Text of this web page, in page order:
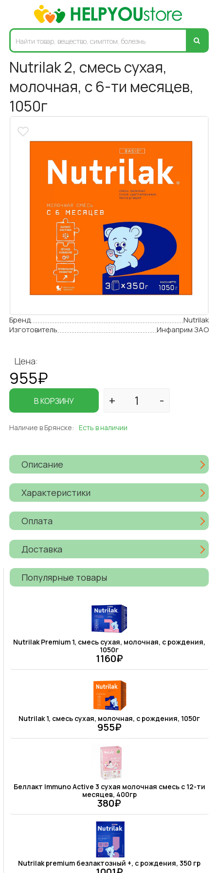
Nutrilak 2, смесь сухая,
молочная, с 6-ти месяцев,
1050г
Бренд
Nutrilak
Изготовитель
Инфаприм ЗАО
Цена:
955₽
В КОРЗИНУ
Наличие в Брянске: Есть в наличии
Описание
Характеристики
Оплата
Доставка
Популярные товары
Nutrilak Premium 1, смесь сухая, молочная, с рождения,
1050г
1160₽
Nutrilak 1, смесь сухая, молочная, с рождения, 1050г
955₽
Беллакт Immuno Аctive 3 сухая молочная смесь с 12-ти
месяцев, 400гр
380₽
Nutrilak premium безлактозный +, с рождения, 350 гр